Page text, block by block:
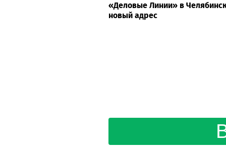
«Деловые Линии» в
новый адрес